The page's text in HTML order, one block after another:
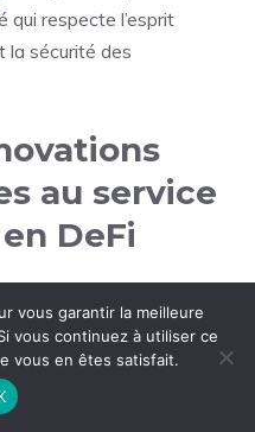
qui respecte l’esprit
la sécurité des
au service
DeFi
ont vu le jour.
se tournent vers des
les failles et
vous garantir la meilleure
vous continuez à utiliser ce
vous en êtes satisfait.